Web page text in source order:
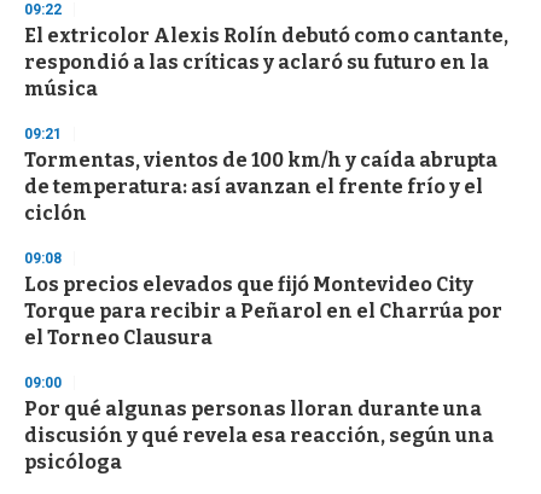
d
s
o
f
3
s
e
c
o
n
09:22
El extricolor Alexis Rolín debutó como cantante,
respondió a las críticas y aclaró su futuro en la
música
09:21
Tormentas, vientos de 100 km/h y caída abrupta
de temperatura: así avanzan el frente frío y el
ciclón
09:08
Los precios elevados que fijó Montevideo City
Torque para recibir a Peñarol en el Charrúa por
el Torneo Clausura
09:00
Por qué algunas personas lloran durante una
discusión y qué revela esa reacción, según una
psicóloga